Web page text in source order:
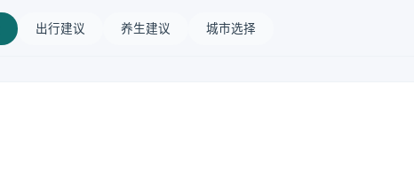
出行建议 养生建议 城市选择